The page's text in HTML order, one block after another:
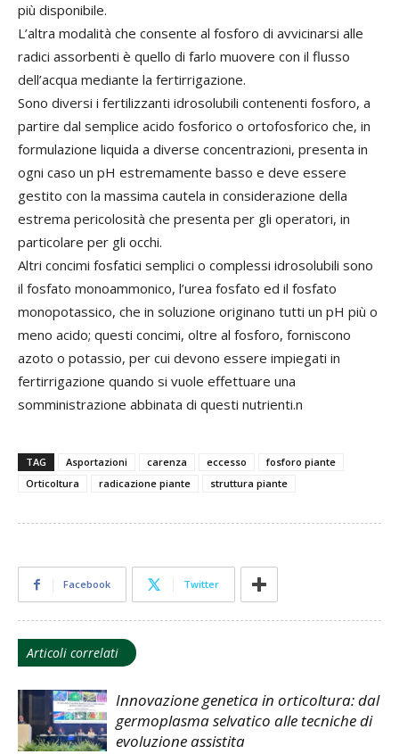
più disponibile.
L’altra modalità che consente al fosforo di avvicinarsi alle
radici assorbenti è quello di farlo muovere con il flusso
dell’acqua mediante la fertirrigazione.
Sono diversi i fertilizzanti idrosolubili contenenti fosforo, a
partire dal semplice acido fosforico o ortofosforico che, in
formulazione liquida a diverse concentrazioni, presenta in
ogni caso un pH estremamente basso e deve essere
gestito con la massima cautela in considerazione della
estrema pericolosità che presenta per gli operatori, in
particolare per gli occhi.
Altri concimi fosfatici semplici o complessi idrosolubili sono
il fosfato monoammonico, l’urea fosfato ed il fosfato
monopotassico, che in soluzione originano tutti un pH più o
meno acido; questi concimi, oltre al fosforo, forniscono
azoto o potassio, per cui devono essere impiegati in
fertirrigazione quando si vuole effettuare una
somministrazione abbinata di questi nutrienti.n
TAG Asportazioni carenza eccesso
fosforo piante
Orticoltura
radicazione piante struttura piante
Facebook Twitter
Articoli correlati
Innovazione genetica in orticoltura: dal
germoplasma selvatico alle tecniche di
evoluzione assistita